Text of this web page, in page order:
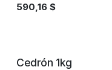
590,16 $
Cedrón 1kg